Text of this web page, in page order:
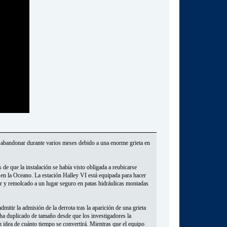
durante varios meses debido a una enorme grieta en
que la instalación se había visto obligada a reubicarse
la Oceano. La estación Halley VI está equipada para hacer
remolcado a un lugar seguro en patas hidráulicas montadas
la admisión de la derrota tras la aparición de una grieta
duplicado de tamaño desde que los investigadores la
de cuánto tiempo se convertirá. Mientras que el equipo